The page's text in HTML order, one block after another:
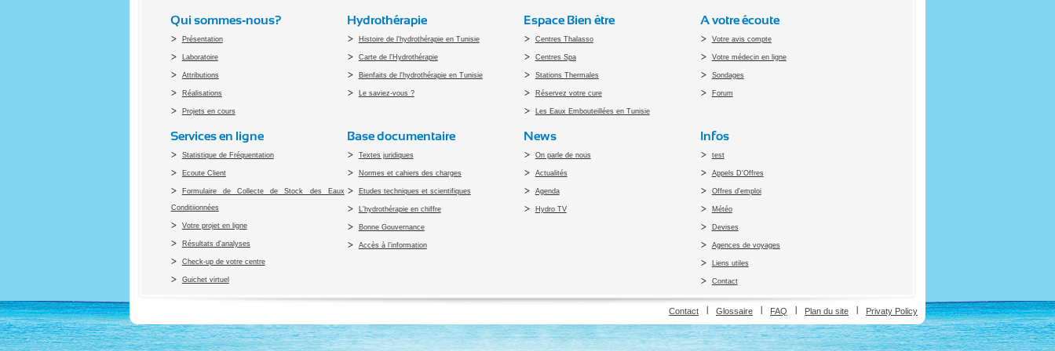
Qui sommes-nous?
Présentation
Laboratoire
Attributions
Réalisations
Projets en cours
Hydrothérapie
Histoire de l'hydrothérapie en Tunisie
Carte de l'Hydrothérapie
Bienfaits de l'hydrothérapie en Tunisie
Le saviez-vous ?
Espace Bien être
Centres Thalasso
Centres Spa
Stations Thermales
Réservez votre cure
Les Eaux Embouteillées en Tunisie
A votre écoute
Votre avis compte
Votre médecin en ligne
Sondages
Forum
Services en ligne
Statistique de Fréquentation
Ecoute Client
Formulaire de Collecte de Stock des Eaux
Conditiionnées
Votre projet en ligne
Résultats d'analyses
Check-up de votre centre
Guichet virtuel
Base documentaire
Textes juridiques
Normes et cahiers des charges
Etudes techniques et scientifiques
L'hydrothérapie en chiffre
Bonne Gouvernance
Accès à l’information
News
On parle de nous
Actualités
Agenda
Hydro TV
Infos
test
Appels D'Offres
Offres d'emploi
Météo
Devises
Agences de voyages
Liens utiles
Contact
Contact Glossaire FAQ Plan du site Privaty Policy
Open vision